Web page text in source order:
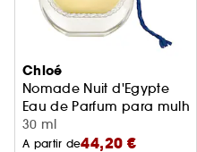
Chloé
Nomade Nuit d'Egypte
Eau de Parfum para mulher
30 ml
A partir de44,20 €